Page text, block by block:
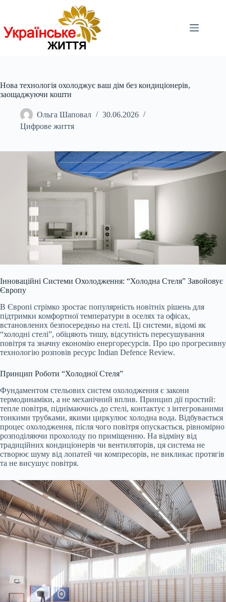
Нова технологія охолоджує ваш дім без кондиціонерів,
заощаджуючи кошти
Ольга Шаповал
30.06.2026
Цифрове життя
Інноваційні Системи Охолодження: “Холодна Стеля” Завойовує
Європу
В Європі стрімко зростає популярність новітніх рішень для
підтримки комфортної температури в оселях та офісах,
встановлених безпосередньо на стелі. Ці системи, відомі як
“холодні стелі”, обіцяють тишу, відсутність пересушування
повітря та значну економію енергоресурсів. Про цю прогресивну
технологію розповів ресурс Indian Defence Review.
Принцип Роботи “Холодної Стеля”
Фундаментом стельових систем охолодження є закони
термодинаміки, а не механічний вплив. Принцип дії простий:
тепле повітря, піднімаючись до стелі, контактує з інтегрованими
тонкими трубками, якими циркулює холодна вода. Відбувається
процес охолодження, після чого повітря опускається, рівномірно
розподіляючи прохолоду по приміщенню. На відміну від
традиційних кондиціонерів чи вентиляторів, ця система не
створює шуму від лопатей чи компресорів, не викликає протягів
та не висушує повітря.